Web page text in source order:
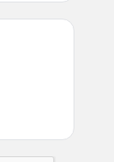
totale du